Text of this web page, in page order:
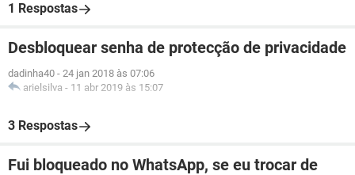
1 Respostas
Desbloquear senha de protecção de privacidade
dadinha40 - 24 jan 2018 às 07:06
arielsilva - 11 abr 2019 às 15:07
3 Respostas
Fui bloqueado no WhatsApp, se eu trocar de